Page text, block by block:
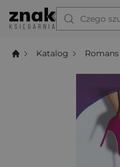
Czego
Katalog Romans